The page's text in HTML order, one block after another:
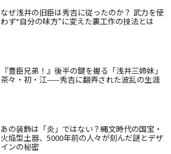
なぜ浅井の旧臣は秀吉に従ったのか？ 武力を使
わず“自分の味方”に変えた裏工作の技法とは
『豊臣兄弟！』後半の鍵を握る「浅井三姉妹」
茶々・初・江——秀吉に翻弄された波乱の生涯
あの装飾は「炎」ではない？縄文時代の国宝・
火焔型土器、5000年前の人々が刻んだ謎とデザ
インの秘密